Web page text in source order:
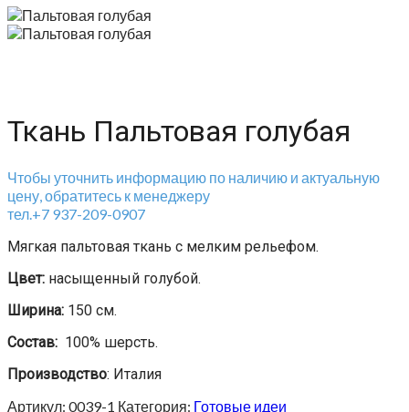
Ткань Пальтовая голубая
Чтобы уточнить информацию по наличию и актуальную
цену, обратитесь к менеджеру
тел.+7 937-209-0907
Мягкая пальтовая ткань с мелким рельефом.
Цвет: насыщенный голубой.
Ширина: 150 см.
Состав: 100% шерсть.
Производство: Италия
Артикул: 0039-1 Категория: Готовые идеи